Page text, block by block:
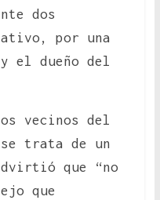
dos
por una
el dueño del
vecinos del
trata de un
que “no
que